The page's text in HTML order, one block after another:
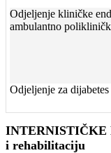
Odjeljenje kliničke
ambulantno
Odjeljenje za dijabetes
i rehabilitaciju